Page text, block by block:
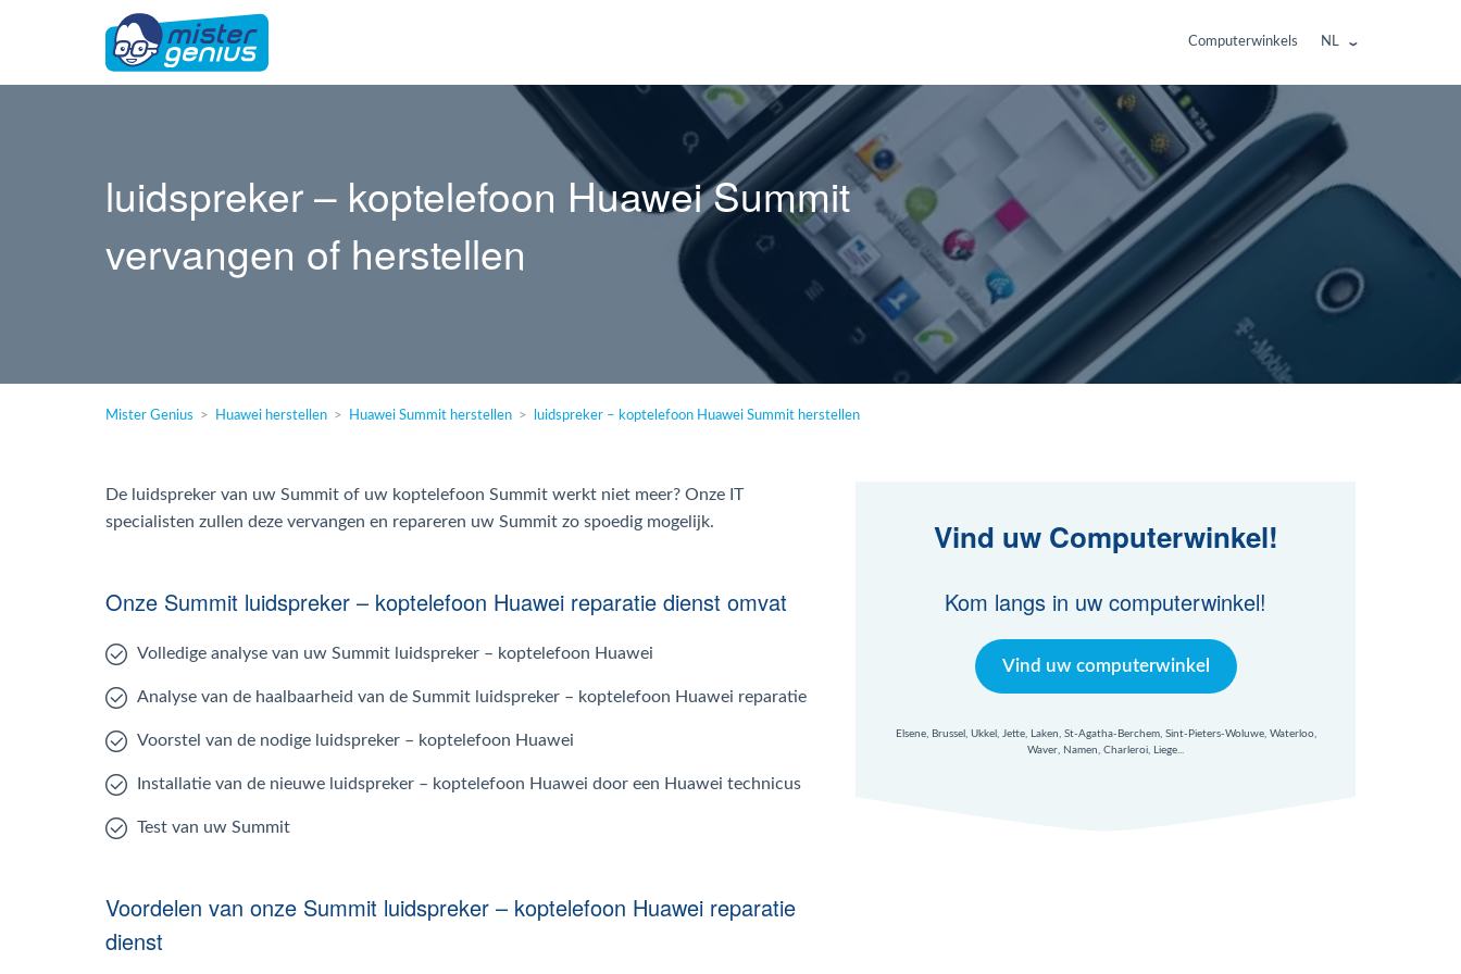
Computerwinkels NL
luidspreker – koptelefoon Huawei Summit
vervangen of herstellen
Mister Genius Huawei herstellen Huawei Summit herstellen luidspreker – koptelefoon Huawei Summit herstellen
De luidspreker van uw Summit of uw koptelefoon Summit werkt niet meer? Onze IT
specialisten zullen deze vervangen en repareren uw Summit zo spoedig mogelijk.
Vind uw Computerwinkel!
Kom langs in uw computerwinkel!
Vind uw computerwinkel
Elsene, Brussel, Ukkel, Jette, Laken, St-Agatha-Berchem, Sint-Pieters-Woluwe, Waterloo,
Waver, Namen, Charleroi, Liege...
Onze Summit luidspreker – koptelefoon Huawei reparatie dienst omvat
Volledige analyse van uw Summit luidspreker – koptelefoon Huawei
Analyse van de haalbaarheid van de Summit luidspreker – koptelefoon Huawei reparatie
Voorstel van de nodige luidspreker – koptelefoon Huawei
Installatie van de nieuwe luidspreker – koptelefoon Huawei door een Huawei technicus
Test van uw Summit
Voordelen van onze Summit luidspreker – koptelefoon Huawei reparatie
dienst